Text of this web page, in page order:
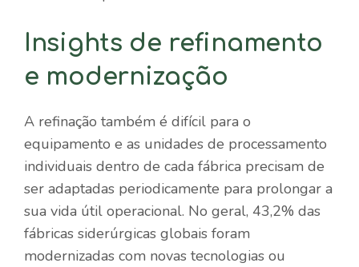
Insights de refinamento
e modernização
A refinação também é difícil para o
equipamento e as unidades de processamento
individuais dentro de cada fábrica precisam de
ser adaptadas periodicamente para prolongar a
sua vida útil operacional. No geral, 43,2% das
fábricas siderúrgicas globais foram
modernizadas com novas tecnologias ou